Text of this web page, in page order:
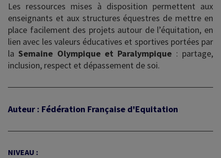
Les ressources mises à disposition permettent aux
enseignants et aux structures équestres de mettre en
place facilement des projets autour de l’équitation, en
lien avec les valeurs éducatives et sportives portées par
la Semaine Olympique et Paralympique : partage,
inclusion, respect et dépassement de soi.
Auteur : Fédération Française d'Equitation
NIVEAU :